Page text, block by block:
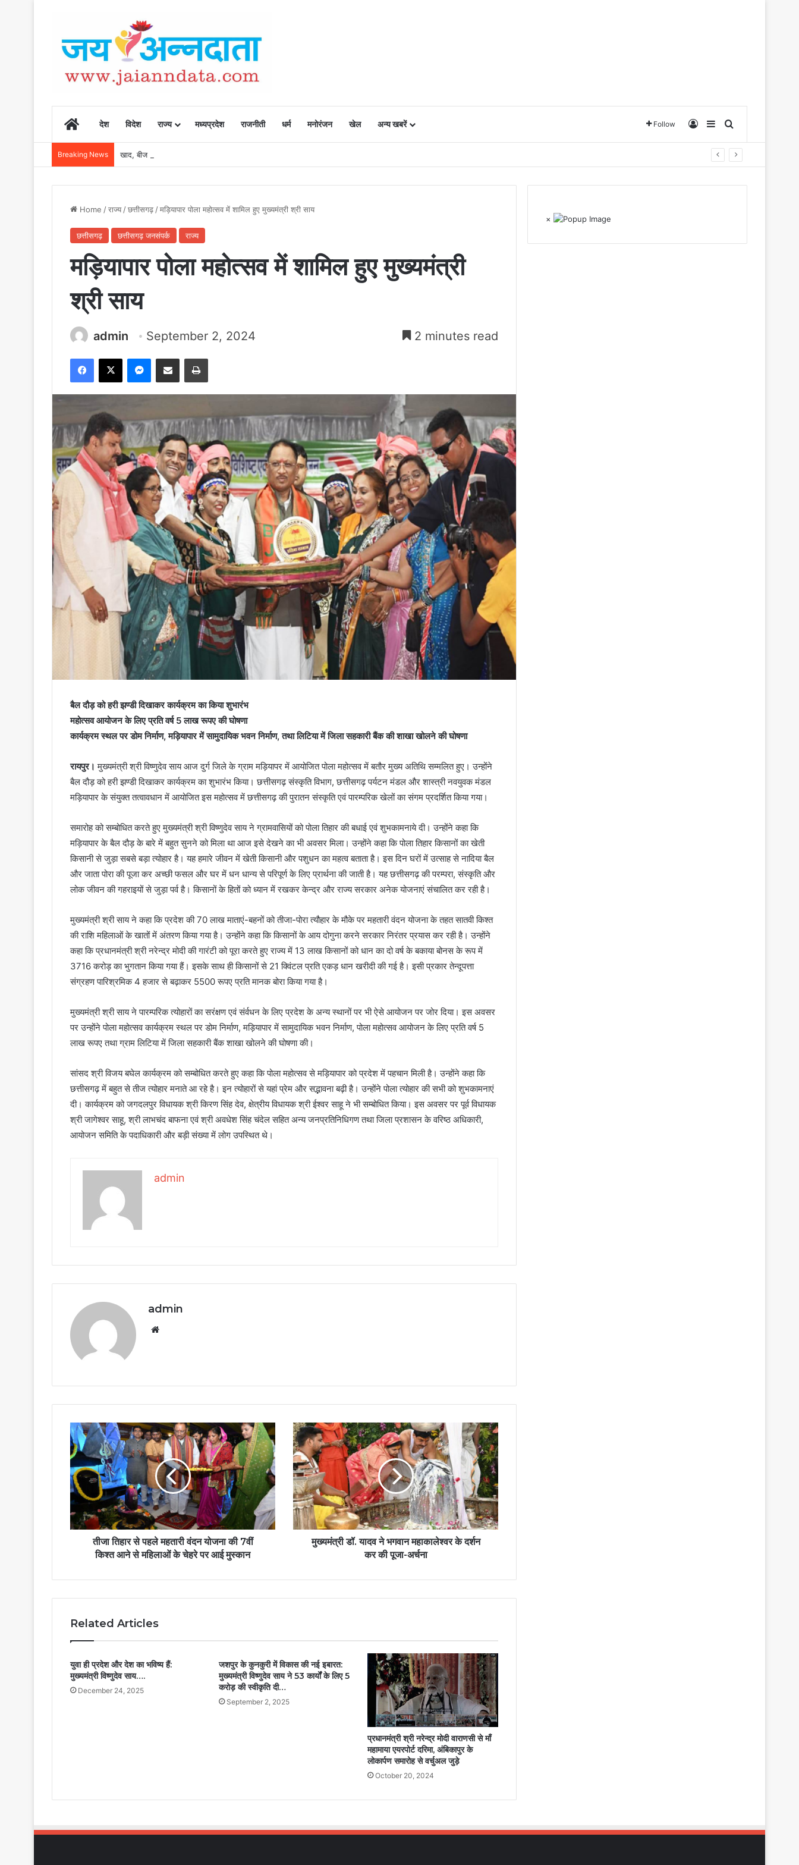
Homeदेश विदेश राज्य मध्यप्रदेश राजनीती धर्म मनोरंजन खेल अन्य खबरें Follow Log InSidebarSearch for
Breaking News खाद, बीज और उर्वरकों की समय पर उपलब्धता से किसानों में उत्साह, नैनो डीएपी और नैनो यूरिया बने किसानों के भरोसेमंद कृषि साथी…..
Home /राज्य/छत्तीसगढ़/मड़ियापार पोला महोत्सव में शामिल हुए मुख्यमंत्री श्री साय
छत्तीसगढ़ छत्तीसगढ़ जनसंपर्क राज्य
मड़ियापार पोला महोत्सव में शामिल हुए मुख्यमंत्री
श्री साय
admin September 2, 2024 2 minutes read
Facebook
X Messenger
Share via Email Print
बैल दौड़ को हरी झण्डी दिखाकर कार्यक्रम का किया शुभारंभ
महोत्सव आयोजन के लिए प्रति वर्ष 5 लाख रूपए की घोषणा
कार्यक्रम स्थल पर डोम निर्माण, मड़ियापार में सामुदायिक भवन निर्माण, तथा लिटिया में जिला सहकारी बैंक की शाखा खोलने की घोषणा
रायपुर। मुख्यमंत्री श्री विष्णुदेव साय आज दुर्ग जिले के ग्राम मड़ियापर में आयोजित पोला महोत्सव में बतौर मुख्य अतिथि सम्मलित हुए। उन्होंने
बैल दौड़ को हरी झण्डी दिखाकर कार्यक्रम का शुभारंभ किया। छत्तीसगढ़ संस्कृति विभाग, छत्तीसगढ़ पर्यटन मंडल और शास्त्री नवयुवक मंडल
मड़ियापार के संयुक्त तत्वावधान में आयोजित इस महोत्सव में छत्तीसगढ़ की पुरातन संस्कृति एवं पारम्परिक खेलों का संगम प्रदर्शित किया गया।
समारोह को सम्बोधित करते हुए मुख्यमंत्री श्री विष्णुदेव साय ने ग्रामवासियों को पोला तिहार की बधाई एवं शुभकामनाये दी। उन्होंने कहा कि
मड़ियापार के बैल दौड़ के बारे में बहुत सुनने को मिला था आज इसे देखने का भी अवसर मिला। उन्होंने कहा कि पोला तिहार किसानों का खेती
किसानी से जुड़ा सबसे बड़ा त्योहार है। यह हमारे जीवन में खेती किसानी और पशुधन का महत्व बताता है। इस दिन घरों में उत्साह से नादिया बैल
और जाता पोरा की पूजा कर अच्छी फसल और घर में धन धान्य से परिपूर्ण के लिए प्रार्थना की जाती है। यह छत्तीसगढ़ की परम्परा, संस्कृति और
लोक जीवन की गहराइयों से जुड़ा पर्व है। किसानों के हितों को ध्यान में रखकर केन्द्र और राज्य सरकार अनेक योजनाएं संचालित कर रही है।
मुख्यमंत्री श्री साय ने कहा कि प्रदेश की 70 लाख माताएं-बहनों को तीजा-पोरा त्यौहार के मौके पर महतारी वंदन योजना के तहत सातवी किश्त
की राशि महिलाओं के खातों में अंतरण किया गया है। उन्होंने कहा कि किसानों के आय दोगुना करने सरकार निरंतर प्रयास कर रही है। उन्होंने
कहा कि प्रधानमंत्री श्री नरेन्द्र मोदी की गारंटी को पूरा करते हुए राज्य में 13 लाख किसानों को धान का दो वर्ष के बकाया बोनस के रूप में
3716 करोड़ का भुगतान किया गया हैं। इसके साथ ही किसानों से 21 क्विंटल प्रति एकड़ धान खरीदी की गई है। इसी प्रकार तेन्दूपत्ता
संग्रहण पारिश्रमिक 4 हजार से बढ़ाकर 5500 रूपए प्रति मानक बोरा किया गया है।
मुख्यमंत्री श्री साय ने पारम्परिक त्योहारों का सरंक्षण एवं संर्वधन के लिए प्रदेश के अन्य स्थानों पर भी ऐसे आयोजन पर जोर दिया। इस अवसर
पर उन्होंने पोला महोत्सव कार्यक्रम स्थल पर डोम निर्माण, मड़ियापार में सामुदायिक भवन निर्माण, पोला महोत्सव आयोजन के लिए प्रति वर्ष 5
लाख रूपए तथा ग्राम लिटिया में जिला सहकारी बैंक शाखा खोलने की घोषणा की।
सांसद श्री विजय बघेल कार्यक्रम को सम्बोधित करते हुए कहा कि पोला महोत्सव से मड़ियापार को प्रदेश में पहचान मिली है। उन्होंने कहा कि
छत्तीसगढ़ में बहुत से तीज त्योहार मनाते आ रहे है। इन त्योहारों से यहां प्रेम और सद्भावना बढ़ी है। उन्होंने पोला त्योहार की सभी को शुभकामनाएं
दी। कार्यक्रम को जगदलपुर विधायक श्री किरण सिंह देव, क्षेत्रीय विधायक श्री ईश्वर साहू ने भी सम्बोधित किया। इस अवसर पर पूर्व विधायक
श्री जागेश्वर साहू, श्री लाभचंद बाफना एवं श्री अवधेश सिंह चंदेल सहित अन्य जनप्रतिनिधिगण तथा जिला प्रशासन के वरिष्ठ अधिकारी,
आयोजन समिति के पदाधिकारी और बड़ी संख्या में लोग उपस्थित थे।
admin
admin
तीजा तिहार से पहले महतारी वंदन योजना की 7वीं
किश्त आने से महिलाओं के चेहरे पर आई मुस्कान
मुख्यमंत्री डॉ. यादव ने भगवान महाकालेश्वर के दर्शन
कर की पूजा-अर्चना
Related Articles
युवा ही प्रदेश और देश का भविष्य हैं:
मुख्यमंत्री विष्णुदेव साय….
December 24, 2025
जशपुर के कुनकुरी में विकास की नई इबारत:
मुख्यमंत्री विष्णुदेव साय ने 53 कार्यों के लिए 5
करोड़ की स्वीकृति दी…
September 2, 2025
प्रधानमंत्री श्री नरेन्द्र मोदी वाराणसी से माँ
महामाया एयरपोर्ट दरिमा, अंबिकापुर के
लोकार्पण समारोह से वर्चुअल जुड़े
October 20, 2024
×